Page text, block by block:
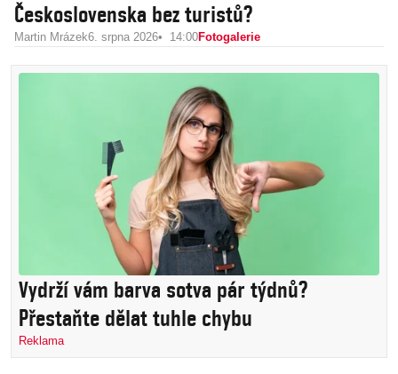
Československa bez turistů?
Martin Mrázek6. srpna 2026 14:00Fotogalerie
Vydrží vám barva sotva pár týdnů?
Přestaňte dělat tuhle chybu
Reklama